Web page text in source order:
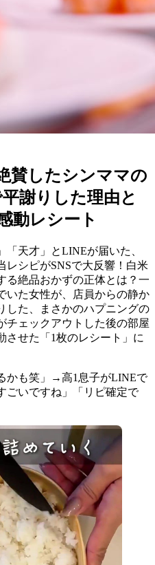
賛したシンママの
謝りした理由と
動レシート
天才」とLINEが届いた、
レシピがSNSで大反響！白米
る絶品おかずの正体とは？一
いた女性が、店員からの静か
した、まさかのハプニングの
チェックアウトした後の部屋
させた「1枚のレシート」に
かも笑」→高1息子がLINEで
ごいですね」「リピ確定で